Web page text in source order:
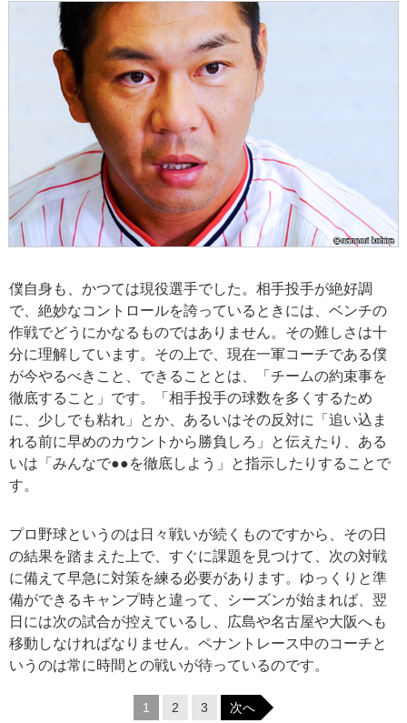
僕自身も、かつては現役選手でした。相手投手が絶好調
で、絶妙なコントロールを誇っているときには、ベンチの
作戦でどうにかなるものではありません。その難しさは十
分に理解しています。その上で、現在一軍コーチである僕
が今やるべきこと、できることとは、「チームの約束事を
徹底すること」です。「相手投手の球数を多くするため
に、少しでも粘れ」とか、あるいはその反対に「追い込ま
れる前に早めのカウントから勝負しろ」と伝えたり、ある
いは「みんなで●●を徹底しよう」と指示したりすることで
す。
プロ野球というのは日々戦いが続くものですから、その日
の結果を踏まえた上で、すぐに課題を見つけて、次の対戦
に備えて早急に対策を練る必要があります。ゆっくりと準
備ができるキャンプ時と違って、シーズンが始まれば、翌
日には次の試合が控えているし、広島や名古屋や大阪へも
移動しなければなりません。ペナントレース中のコーチと
いうのは常に時間との戦いが待っているのです。
1 2 3 次へ